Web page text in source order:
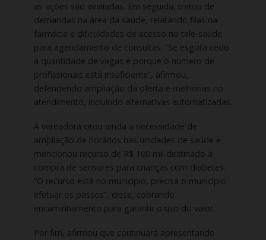
as ações são avaliadas. Em seguida, tratou de
demandas na área da saúde, relatando filas na
farmácia e dificuldades de acesso no tele-saúde
para agendamento de consultas. “Se esgota cedo
a quantidade de vagas é porque o número de
profissionais está insuficiente”, afirmou,
defendendo ampliação da oferta e melhorias no
atendimento, incluindo alternativas automatizadas.
A vereadora citou ainda a necessidade de
ampliação de horários nas unidades de saúde e
mencionou recurso de R$ 100 mil destinado à
compra de sensores para crianças com diabetes.
“O recurso está no município, precisa o município
efetuar os passos”, disse, cobrando
encaminhamento para garantir o uso do valor.
Por fim, afirmou que continuará apresentando